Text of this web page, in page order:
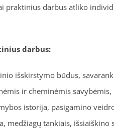
praktinius darbus atliko
darbus:
išskirstymo būdus,
ir cheminėmis
istorija, pasigamino
medžiagų tankiais,